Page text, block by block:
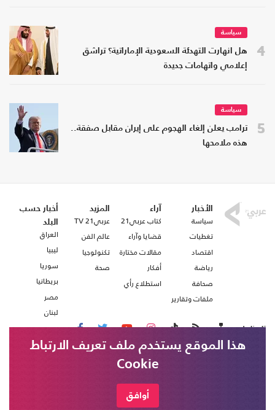
4
سياسة
هل انهارت التهدئة السعودية الإماراتية؟ تراشق
إعلامي واتهامات جديدة
5
سياسة
ترامب يعلن إلغاء الهجوم على إيران مقابل صفقة..
هذه ملامحها
الأخبار
سياسة
تغطيات
اقتصاد
رياضة
صحافة
ملفات وتقارير
آراء
كتاب عربي21
قضايا وآراء
مقالات مختارة
أفكار
استطلاع رأي
المزيد
عربي21 TV
عالم الفن
تكنولوجيا
صحة
أخبار حسب
البلد
العراق
ليبيا
سوريا
بريطانيا
مصر
لبنان
تابعنا على
هذا الموقع يستخدم ملف تعريف الارتباط
Cookie
أوافق